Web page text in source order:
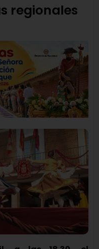
regionales